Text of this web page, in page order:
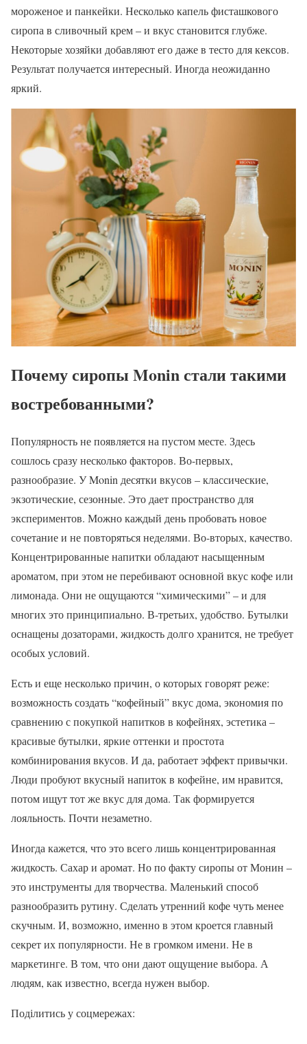
мороженое и панкейки. Несколько капель фисташкового
сиропа в сливочный крем – и вкус становится глубже.
Некоторые хозяйки добавляют его даже в тесто для кексов.
Результат получается интересный. Иногда неожиданно
яркий.
Почему сиропы Monin стали такими
востребованными?
Популярность не появляется на пустом месте. Здесь
сошлось сразу несколько факторов. Во-первых,
разнообразие. У Monin десятки вкусов – классические,
экзотические, сезонные. Это дает пространство для
экспериментов. Можно каждый день пробовать новое
сочетание и не повторяться неделями. Во-вторых, качество.
Концентрированные напитки обладают насыщенным
ароматом, при этом не перебивают основной вкус кофе или
лимонада. Они не ощущаются “химическими” – и для
многих это принципиально. В-третьих, удобство. Бутылки
оснащены дозаторами, жидкость долго хранится, не требует
особых условий.
Есть и еще несколько причин, о которых говорят реже:
возможность создать “кофейный” вкус дома, экономия по
сравнению с покупкой напитков в кофейнях, эстетика –
красивые бутылки, яркие оттенки и простота
комбинирования вкусов. И да, работает эффект привычки.
Люди пробуют вкусный напиток в кофейне, им нравится,
потом ищут тот же вкус для дома. Так формируется
лояльность. Почти незаметно.
Иногда кажется, что это всего лишь концентрированная
жидкость. Сахар и аромат. Но по факту сиропы от Монин –
это инструменты для творчества. Маленький способ
разнообразить рутину. Сделать утренний кофе чуть менее
скучным. И, возможно, именно в этом кроется главный
секрет их популярности. Не в громком имени. Не в
маркетинге. В том, что они дают ощущение выбора. А
людям, как известно, всегда нужен выбор.
Поділитись у соцмережах: